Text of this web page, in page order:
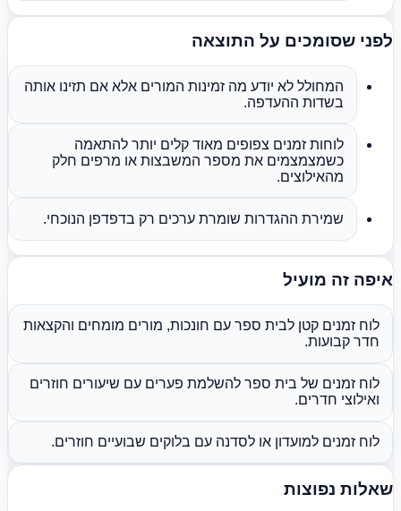
לפני שסומכים על התוצאה
המחולל לא יודע מה זמינות המורים אלא אם תזינו אותה
בשדות ההעדפה.
לוחות זמנים צפופים מאוד קלים יותר להתאמה
כשמצמצמים את מספר המשבצות או מרפים חלק
מהאילוצים.
שמירת ההגדרות שומרת ערכים רק בדפדפן הנוכחי.
איפה זה מועיל
לוח זמנים קטן לבית ספר עם חונכות, מורים מומחים והקצאות
חדר קבועות.
לוח זמנים של בית ספר להשלמת פערים עם שיעורים חוזרים
ואילוצי חדרים.
לוח זמנים למועדון או לסדנה עם בלוקים שבועיים חוזרים.
שאלות נפוצות